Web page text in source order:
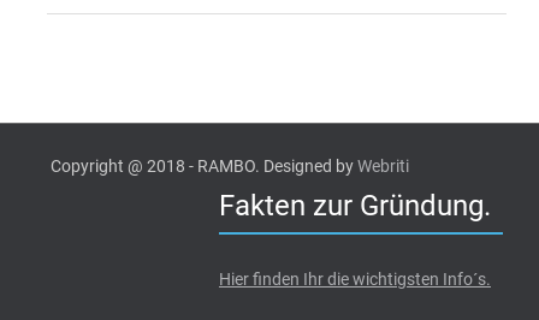
Copyright @ 2018 - RAMBO. Designed byWebriti
Fakten zur Gründung.
Hier finden Ihr die wichtigsten Info´s.